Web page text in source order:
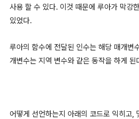
사용 할 수 있다. 이것 때문에 루아가 막강
있었다.
루아의 함수에 전달된 인수는 해당 매개변
개변수는 지역 변수와 같은 동작을 하게 된
어떻게 선언하는지 아래의 코드로 익히고,